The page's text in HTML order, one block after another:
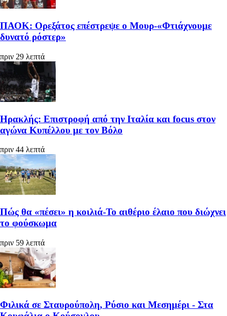
ΠΑΟΚ: Ορεξάτος επέστρεψε ο Μουρ-«Φτιάχνουμε
δυνατό ρόστερ»
πριν 29 λεπτά
Ηρακλής: Επιστροφή από την Ιταλία και focus στον
αγώνα Κυπέλλου με τον Βόλο
πριν 44 λεπτά
Πώς θα «πέσει» η κοιλιά-Το αιθέριο έλαιο που διώχνει
το φούσκωμα
πριν 59 λεπτά
Φιλικά σε Σταυρούπολη, Ρύσιο και Μεσημέρι - Στα